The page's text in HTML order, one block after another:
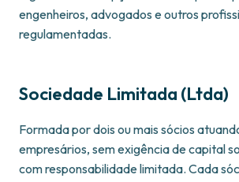
engenheiros, advogados e outros
regulamentadas.
Sociedade Limitada (Ltda)
Formada por dois ou mais sócios
empresários, sem exigência de capital
com responsabilidade limitada. Cada